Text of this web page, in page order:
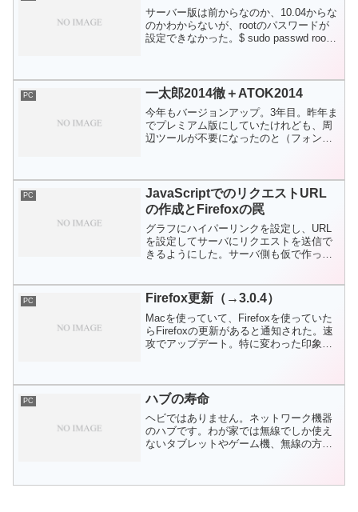
サーバー版は前からなのか、10.04からな
のかわからないが、rootのパスワードが
設定できなかった。$ sudo passwd root
PC 一太郎2014徹＋ATOK2014
今年もバージョンアップ。3年目。昨年ま
でプレミアム版にしていたけれども、周
辺ツールが不要になったのと（フォント
点ではプレミアムを予約していたのだ
が、発売の2週間くらい前...
PC
JavaScriptでのリクエストURL
の作成とFirefoxの罠
グラフにハイパーリンクを設定し、URL
を設定してサーバにリクエストを送信で
きるようにした。サーバ側も仮で作っ
ば当然なのであるが、送信するパラメー
タが、アーティスト名や曲名...
PC Firefox更新（→3.0.4）
Macを使っていて、Firefoxを使っていた
らFirefoxの更新があると通知された。速
攻でアップデート。特に変わった印象な
認。同じように3.0.4を発見したのでア
ッ...
PC ハブの寿命
ヘビではありません。ネットワーク機器
のハブです。わが家では無線でしか使え
ないタブレットやゲーム機、無線の方が
にしています。理由は速度ではなく、確